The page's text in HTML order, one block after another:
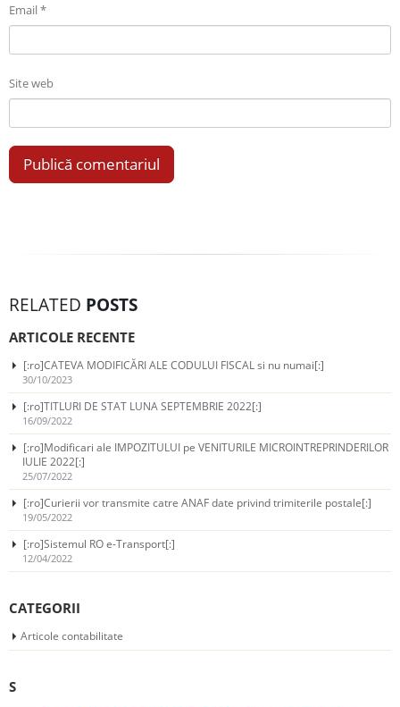
Email*
Site web
RELATED POSTS
ARTICOLE RECENTE
[:ro]CATEVA MODIFICĂRI ALE CODULUI FISCAL si nu numai[:]
30/10/2023
[:ro]TITLURI DE STAT LUNA SEPTEMBRIE 2022[:]
16/09/2022
[:ro]Modificari ale IMPOZITULUI pe VENITURILE MICROINTREPRINDERILOR
IULIE 2022[:]
25/07/2022
[:ro]Curierii vor transmite catre ANAF date privind trimiterile postale[:]
19/05/2022
[:ro]Sistemul RO e-Transport[:]
12/04/2022
CATEGORII
Articole contabilitate
S